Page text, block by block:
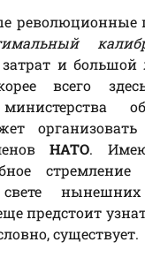
революционные
и большой
всего здесь
министерства
НАТО.
предстоит
существует.